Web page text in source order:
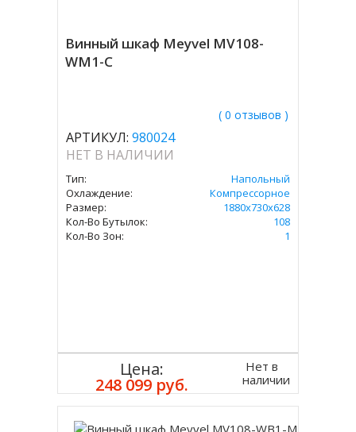
Винный шкаф Meyvel MV108-
WM1-C
( 0 отзывов )
АРТИКУЛ: 980024
НЕТ В НАЛИЧИИ
Тип:
Напольный
Охлаждение:
Компрессорное
Размер:
1880х730х628
Кол-Во Бутылок:
108
Кол-Во Зон:
1
Цена:
248 099 руб.
Нет в
наличии